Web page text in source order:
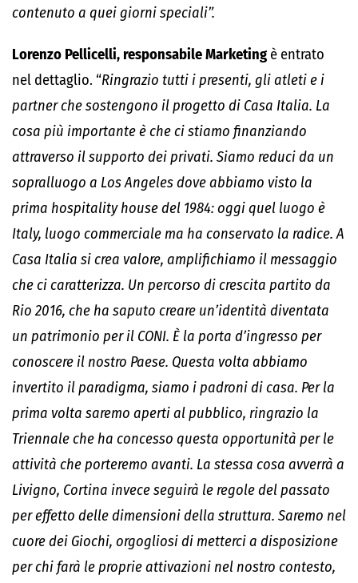
contenuto a quei giorni speciali”.
Lorenzo Pellicelli, responsabile Marketing è entrato
nel dettaglio. “Ringrazio tutti i presenti, gli atleti e i
partner che sostengono il progetto di Casa Italia. La
cosa più importante è che ci stiamo finanziando
attraverso il supporto dei privati. Siamo reduci da un
sopralluogo a Los Angeles dove abbiamo visto la
prima hospitality house del 1984: oggi quel luogo è
Italy, luogo commerciale ma ha conservato la radice. A
Casa Italia si crea valore, amplifichiamo il messaggio
che ci caratterizza. Un percorso di crescita partito da
Rio 2016, che ha saputo creare un’identità diventata
un patrimonio per il CONI. È la porta d’ingresso per
conoscere il nostro Paese. Questa volta abbiamo
invertito il paradigma, siamo i padroni di casa. Per la
prima volta saremo aperti al pubblico, ringrazio la
Triennale che ha concesso questa opportunità per le
attività che porteremo avanti. La stessa cosa avverrà a
Livigno, Cortina invece seguirà le regole del passato
per effetto delle dimensioni della struttura. Saremo nel
cuore dei Giochi, orgogliosi di metterci a disposizione
per chi farà le proprie attivazioni nel nostro contesto,